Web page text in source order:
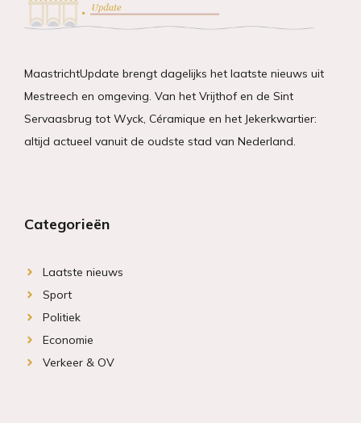
MaastrichtUpdate brengt dagelijks het laatste nieuws uit
Mestreech en omgeving. Van het Vrijthof en de Sint
Servaasbrug tot Wyck, Céramique en het Jekerkwartier:
altijd actueel vanuit de oudste stad van Nederland.
Categorieën
Laatste nieuws
Sport
Politiek
Economie
Verkeer & OV